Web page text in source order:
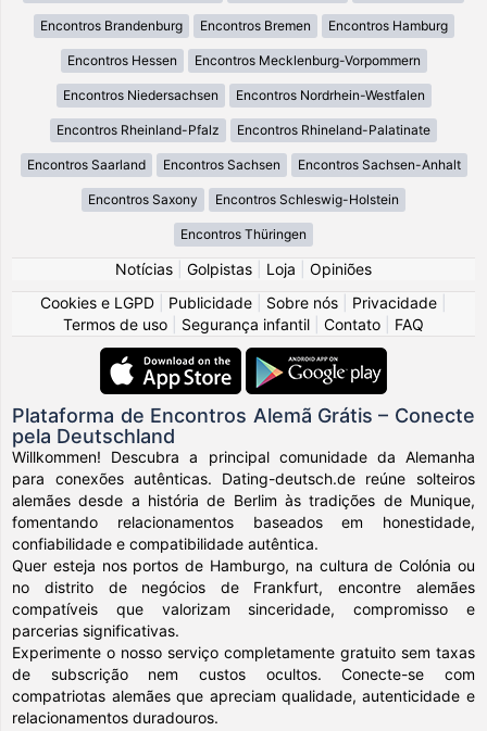
Encontros Brandenburg Encontros Bremen Encontros Hamburg
Encontros Hessen Encontros Mecklenburg-Vorpommern
Encontros Niedersachsen Encontros Nordrhein-Westfalen
Encontros Rheinland-Pfalz Encontros Rhineland-Palatinate
Encontros Saarland Encontros Sachsen Encontros Sachsen-Anhalt
Encontros Saxony Encontros Schleswig-Holstein
Encontros Thüringen
Notícias Golpistas Loja
Opiniões
Cookies e LGPD
Publicidade Sobre nós Privacidade
Termos de uso
Segurança infantil Contato FAQ
Plataforma de Encontros Alemã Grátis – Conecte
pela Deutschland
Willkommen! Descubra a principal comunidade da Alemanha
para conexões autênticas. Dating-deutsch.de reúne solteiros
alemães desde a história de Berlim às tradições de Munique,
fomentando relacionamentos baseados em honestidade,
confiabilidade e compatibilidade autêntica.
Quer esteja nos portos de Hamburgo, na cultura de Colónia ou
no distrito de negócios de Frankfurt, encontre alemães
compatíveis que valorizam sinceridade, compromisso e
parcerias significativas.
Experimente o nosso serviço completamente gratuito sem taxas
de subscrição nem custos ocultos. Conecte-se com
compatriotas alemães que apreciam qualidade, autenticidade e
relacionamentos duradouros.